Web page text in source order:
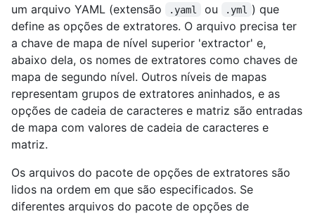
um arquivo YAML (extensão
.yaml ou .yml
) que
define as opções de extratores. O arquivo precisa ter
a chave de mapa de nível superior 'extractor' e,
abaixo dela, os nomes de extratores como chaves de
mapa de segundo nível. Outros níveis de mapas
representam grupos de extratores aninhados, e as
opções de cadeia de caracteres e matriz são entradas
de mapa com valores de cadeia de caracteres e
matriz.
Os arquivos do pacote de opções de extratores são
lidos na ordem em que são especificados. Se
diferentes arquivos do pacote de opções de